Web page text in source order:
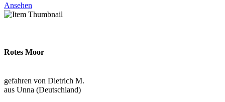
Ansehen
Rotes Moor
gefahren von Dietrich M.
aus Unna (Deutschland)